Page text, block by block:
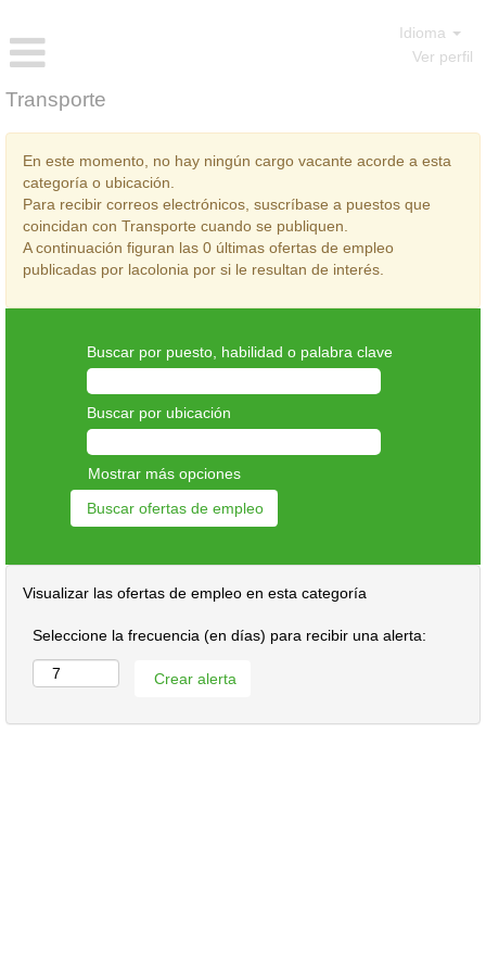
Idioma
Ver perfil
Transporte
En este momento, no hay ningún cargo vacante acorde a esta
categoría o ubicación.
Para recibir correos electrónicos, suscríbase a puestos que
coincidan con Transporte cuando se publiquen.
A continuación figuran las 0 últimas ofertas de empleo
publicadas por lacolonia por si le resultan de interés.
Buscar por puesto, habilidad o palabra clave
Buscar por ubicación
Mostrar más opciones
Visualizar las ofertas de empleo en esta categoría
Seleccione la frecuencia (en días) para recibir una alerta: